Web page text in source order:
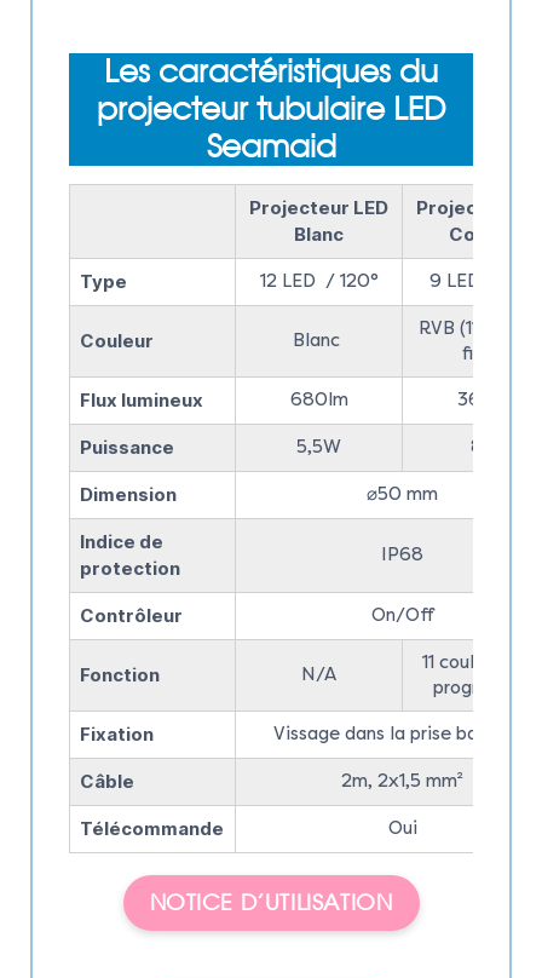
Les caractéristiques du
projecteur tubulaire LED
Seamaid
Projecteur LED
Blanc
Projecteur
Couleur
Type 12 LED / 120° 9 LED / 120°
Couleur Blanc
RVB (11
fixes)
Flux lumineux 680lm 360lm
Puissance 5,5W 8W
Dimension ⌀50 mm
Indice de
protection
IP68
Contrôleur On/Off
Fonction N/A
11 couleurs et
programmes
Fixation Vissage dans la prise balai 1,5"
Câble 2m, 2x1,5 mm²
Télécommande Oui
NOTICE D’UTILISATION